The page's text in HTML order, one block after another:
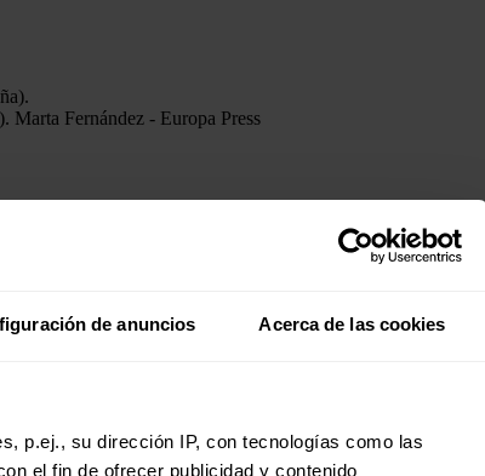
de anuncios Acerca de las cookies
p.ej., su dirección IP, con tecnologías como las
el fin de ofrecer publicidad y contenido
Marta Fernández - Europa Press
de 200 euros en combustible a los clientes que
el acceso a una movilidad más sostenible, apoyándose
accesibilidad y sostenibilidad, permitiendo